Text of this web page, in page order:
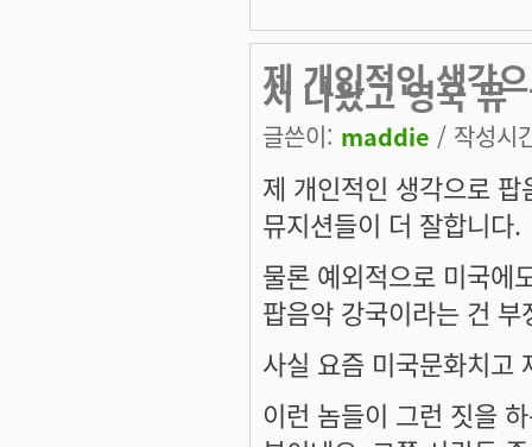
제 개인적인 생각
서 나왔고 영국 뮤
글쓴이: maddie / 작성시
제 개인적인 생각으로
뮤지션들이 더 잘합니다.
물론 예외적으로 미국에
팝음악 강국이라는 건
사실 요즘 미국문화치고
이런 놈들이 그런 짓을